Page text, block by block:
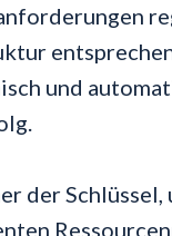
und
der